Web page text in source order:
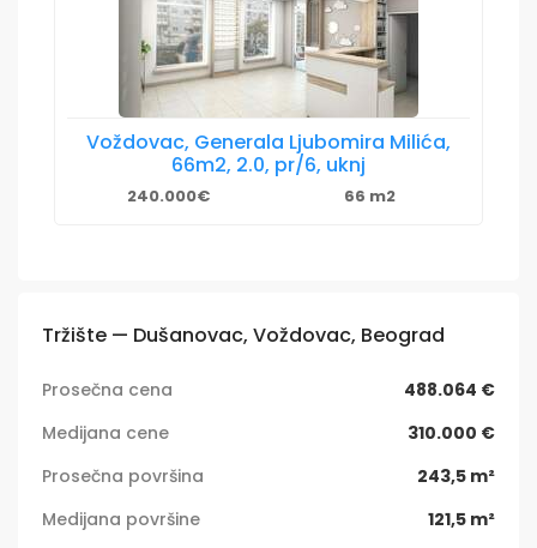
Voždovac, Generala Ljubomira Milića,
66m2, 2.0, pr/6, uknj
240.000€ 66 m2
Tržište — Dušanovac, Voždovac, Beograd
Prosečna cena
488.064 €
Medijana cene
310.000 €
Prosečna površina
243,5 m²
Medijana površine
121,5 m²